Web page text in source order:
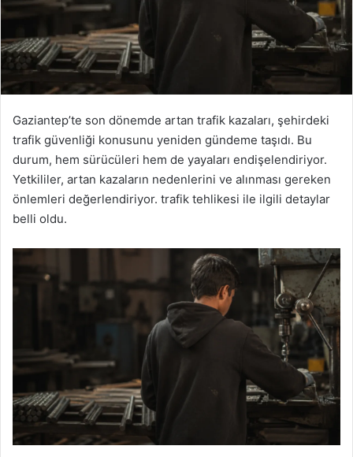
Gaziantep’te son dönemde artan trafik kazaları, şehirdeki
trafik güvenliği konusunu yeniden gündeme taşıdı. Bu
durum, hem sürücüleri hem de yayaları endişelendiriyor.
Yetkililer, artan kazaların nedenlerini ve alınması gereken
önlemleri değerlendiriyor. trafik tehlikesi ile ilgili detaylar
belli oldu.